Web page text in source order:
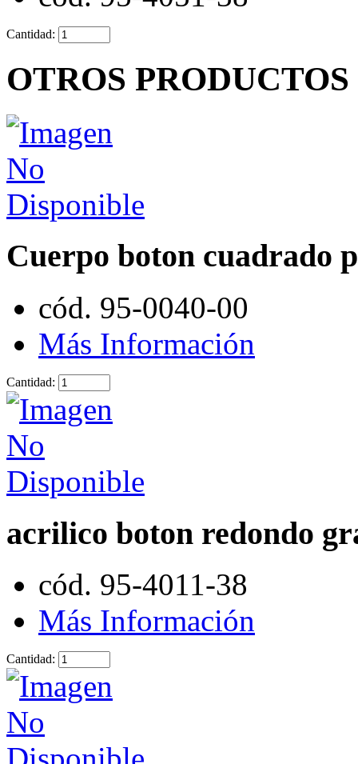
Cantidad:
OTROS
Cuerpo boton cuadrado
cód. 95-0040-00
Más Información
Cantidad:
acrilico boton redondo
cód. 95-4011-38
Más Información
Cantidad: